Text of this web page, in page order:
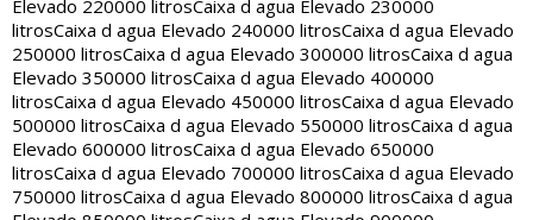
Elevado 220000 litrosCaixa d agua Elevado 230000
litrosCaixa d agua Elevado 240000 litrosCaixa d agua Elevado
250000 litrosCaixa d agua Elevado 300000 litrosCaixa d agua
Elevado 350000 litrosCaixa d agua Elevado 400000
litrosCaixa d agua Elevado 450000 litrosCaixa d agua Elevado
500000 litrosCaixa d agua Elevado 550000 litrosCaixa d agua
Elevado 600000 litrosCaixa d agua Elevado 650000
litrosCaixa d agua Elevado 700000 litrosCaixa d agua Elevado
750000 litrosCaixa d agua Elevado 800000 litrosCaixa d agua